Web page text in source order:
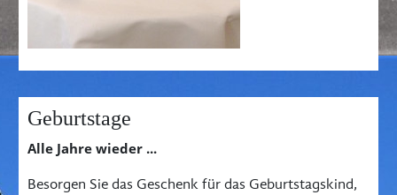
Geburtstage
Alle Jahre wieder ...
Besorgen Sie das Geschenk für das Geburtstagskind,